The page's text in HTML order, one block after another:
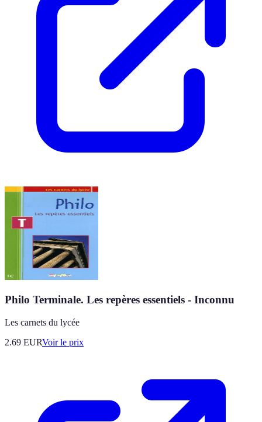
Philo Terminale. Les repères essentiels - Inconnu
Les carnets du lycée
2.69 EURVoir le prix